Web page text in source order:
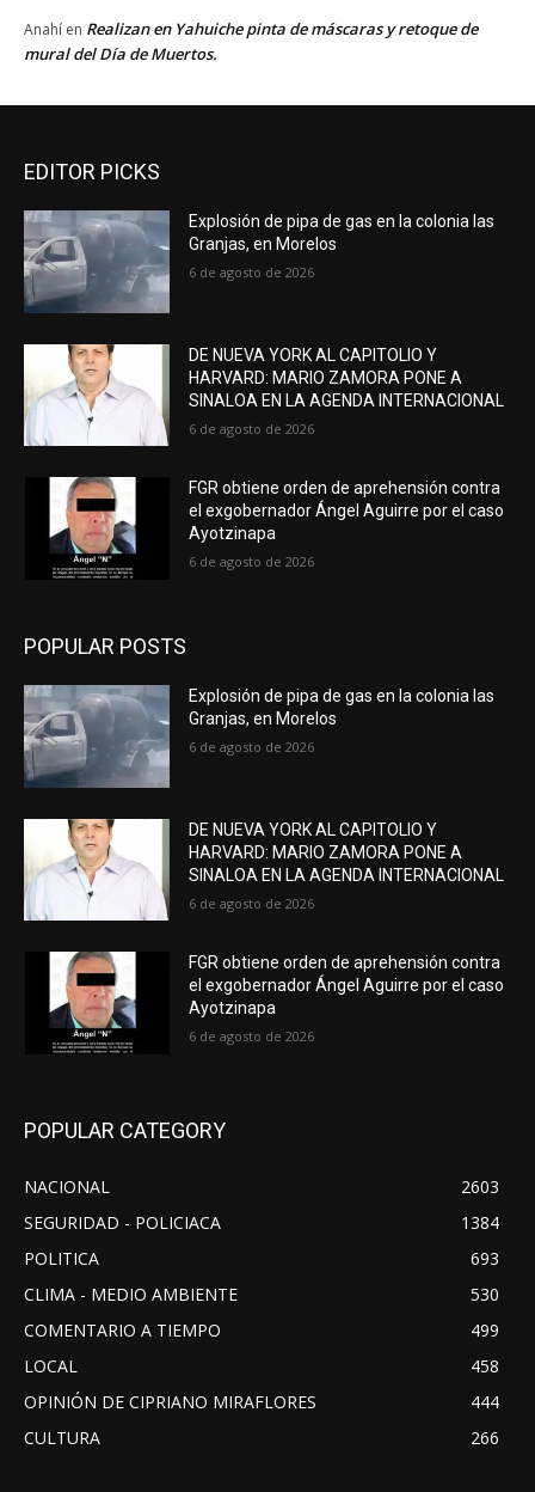
Anahí en Realizan en Yahuiche pinta de máscaras y retoque de
mural del Día de Muertos.
EDITOR PICKS
Explosión de pipa de gas en la colonia las
Granjas, en Morelos
6 de agosto de 2026
DE NUEVA YORK AL CAPITOLIO Y
HARVARD: MARIO ZAMORA PONE A
SINALOA EN LA AGENDA INTERNACIONAL
6 de agosto de 2026
FGR obtiene orden de aprehensión contra
el exgobernador Ángel Aguirre por el caso
Ayotzinapa
6 de agosto de 2026
POPULAR POSTS
Explosión de pipa de gas en la colonia las
Granjas, en Morelos
6 de agosto de 2026
DE NUEVA YORK AL CAPITOLIO Y
HARVARD: MARIO ZAMORA PONE A
SINALOA EN LA AGENDA INTERNACIONAL
6 de agosto de 2026
FGR obtiene orden de aprehensión contra
el exgobernador Ángel Aguirre por el caso
Ayotzinapa
6 de agosto de 2026
POPULAR CATEGORY
NACIONAL
2603
SEGURIDAD - POLICIACA
1384
POLITICA
693
CLIMA - MEDIO AMBIENTE
530
COMENTARIO A TIEMPO
499
LOCAL
458
OPINIÓN DE CIPRIANO MIRAFLORES
444
CULTURA
266